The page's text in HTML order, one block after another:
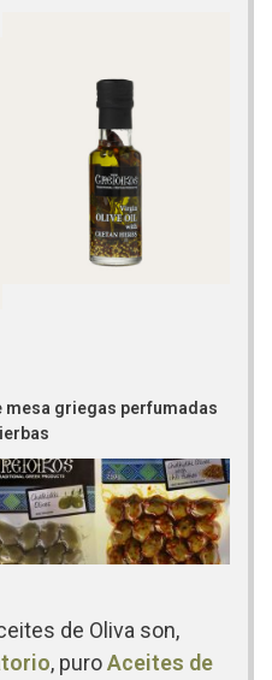
griegas perfumadas
de Oliva son,
, puroAceites de